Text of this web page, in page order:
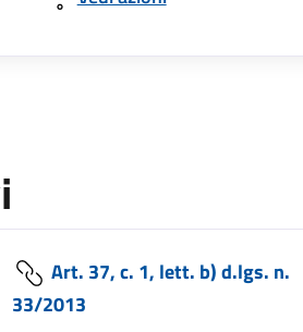
Art. 37, c. 1, lett. b) d.lgs. n.
33/2013